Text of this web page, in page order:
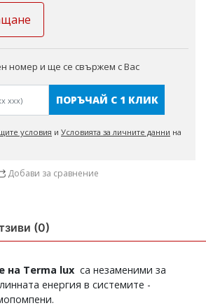
номер и ще се свържем с Вас
ПОРЪЧАЙ С 1 КЛИК
условия и Условията за личните данни на
Добави за сравнение
(0)
на Terma lux са незаменими за
енергия в системите -